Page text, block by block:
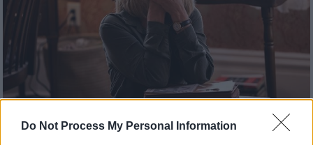
Do Not Process My Personal Information